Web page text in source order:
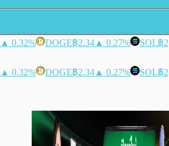
▲ 0.32% DOGE฿2.34 ▲ 0.27% SOL฿
▲ 0.32% DOGE฿2.34 ▲ 0.27% SOL฿